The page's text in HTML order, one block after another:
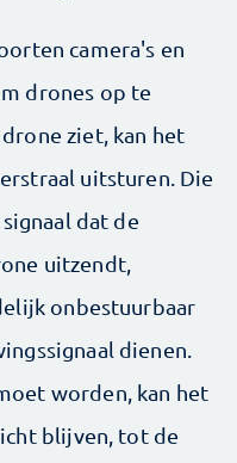
camera's en
drones op te
ziet, kan het
uitsturen. Die
dat de
uitzendt,
onbestuurbaar
dienen.
worden, kan het
blijven, tot de